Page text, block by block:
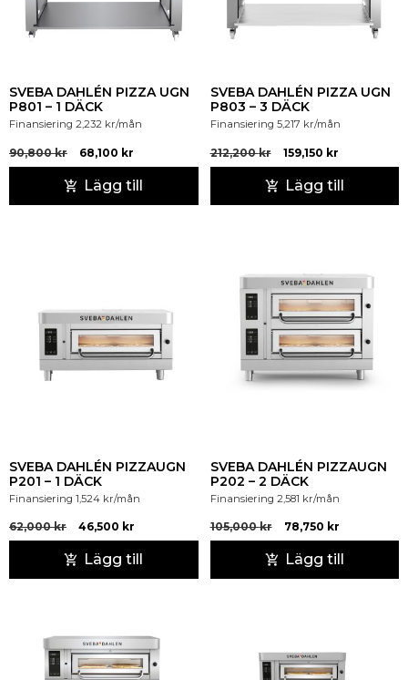
SVEBA DAHLÉN PIZZA UGN
P801 – 1 DÄCK
Finansiering 2,232 kr/mån
90,800kr 68,100 kr
Lägg till
SVEBA DAHLÉN PIZZA UGN
P803 – 3 DÄCK
Finansiering 5,217 kr/mån
212,200kr 159,150 kr
Lägg till
SVEBA DAHLÉN PIZZAUGN
P201 – 1 DÄCK
Finansiering 1,524 kr/mån
62,000kr 46,500 kr
Lägg till
SVEBA DAHLÉN PIZZAUGN
P202 – 2 DÄCK
Finansiering 2,581 kr/mån
105,000kr 78,750 kr
Lägg till